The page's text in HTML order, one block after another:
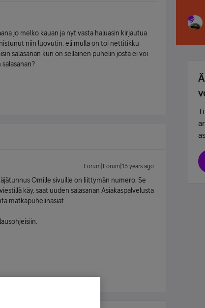
jo melko kauan ja nyt vasta haluasin kirjautua
niin luovutin. eli mulla on toi nettitikku
salasanan kun on sellainen puhelin josta ei voi
Forum|Forum|15 years ago
Omille sivuille on liittymän numero. Se
käy, saat uuden salasanan Asiakaspalvelusta
matkapuhelinasiat.